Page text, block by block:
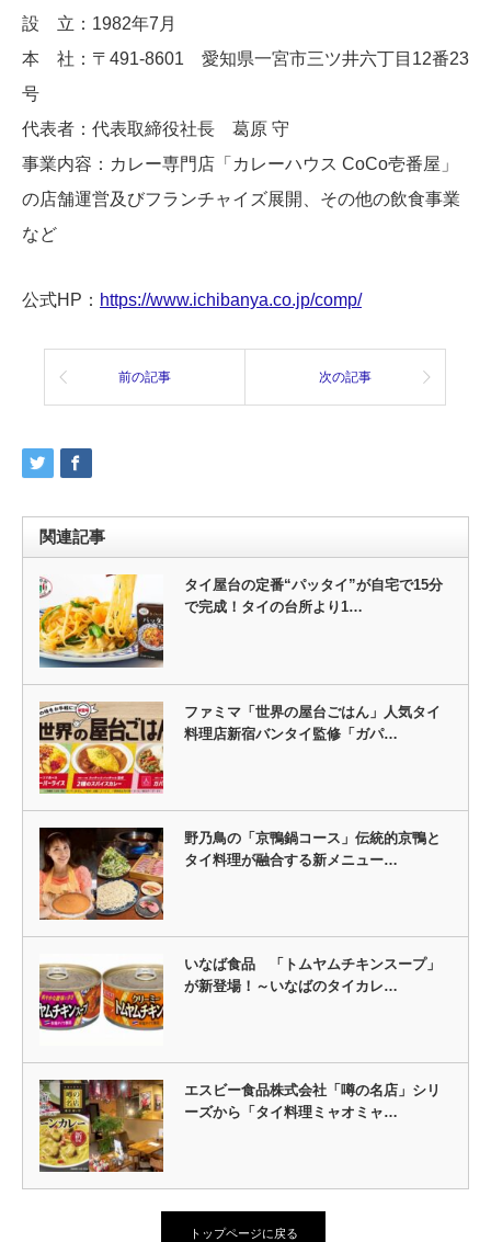
設 立：1982年7月
本 社：〒491-8601 愛知県一宮市三ツ井六丁目12番23
号
代表者：代表取締役社長 葛原 守
事業内容：カレー専門店「カレーハウス CoCo壱番屋」
の店舗運営及びフランチャイズ展開、その他の飲食事業
など
公式HP： https://www.ichibanya.co.jp/comp/
前の記事 次の記事
関連記事
タイ屋台の定番“パッタイ”が自宅で15分
で完成！タイの台所より1…
ファミマ「世界の屋台ごはん」人気タイ
料理店新宿バンタイ監修「ガパ…
野乃鳥の「京鴨鍋コース」伝統的京鴨と
タイ料理が融合する新メニュー…
いなば食品 「トムヤムチキンスープ」
が新登場！～いなばのタイカレ…
エスビー食品株式会社「噂の名店」シリ
ーズから「タイ料理ミャオミャ…
トップページに戻る